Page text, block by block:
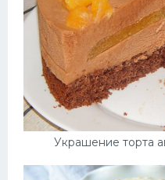
Украшение торта